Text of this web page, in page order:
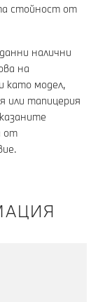
стойност от
налични
на
като модел,
или тапицерия
от